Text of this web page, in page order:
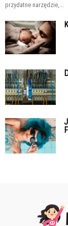
przydatne narzędzie,...